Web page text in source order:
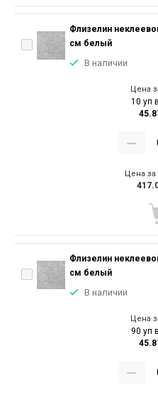
Флизелин
см белый
В наличии
Цена
10 уп
Цена за
Флизелин
см белый
В наличии
Цена
90 уп